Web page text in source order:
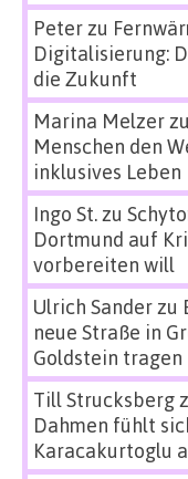
Peterzu
Digitalisierung:
die Zukunft
Marina Melzerzu
Menschen den
inklusives Leben
Ingo St.zu
Dortmund auf
vorbereiten will
Ulrich Sanderzu
neue Straße in
Goldstein tragen
Till Strucksberg
Dahmen fühlt
Karacakurtoglu